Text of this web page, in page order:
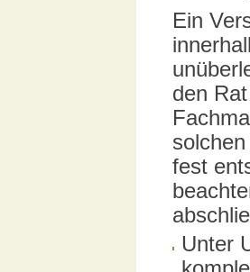
Ein
den
fest
Unter